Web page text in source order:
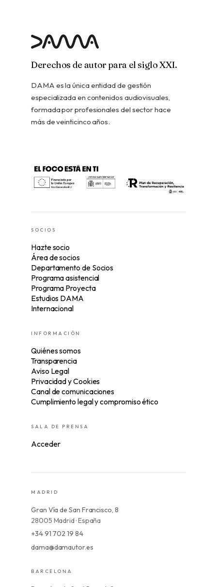
Derechos de autor para el siglo XXI.
DAMA es la única entidad de gestión
especializada en contenidos audiovisuales,
formada por profesionales del sector hace
más de veinticinco años.
SOCIOS
Hazte socio
Área de socios
Departamento de Socios
Programa asistencial
Programa Proyecta
Estudios DAMA
Internacional
INFORMACIÓN
Quiénes somos
Transparencia
Aviso Legal
Privacidad y Cookies
Canal de comunicaciones
Cumplimiento legal y compromiso ético
SALA DE PRENSA
Acceder
MADRID
Gran Vía de San Francisco, 8
28005 Madrid · España
+34 91 702 19 84
dama@damautor.es
BARCELONA